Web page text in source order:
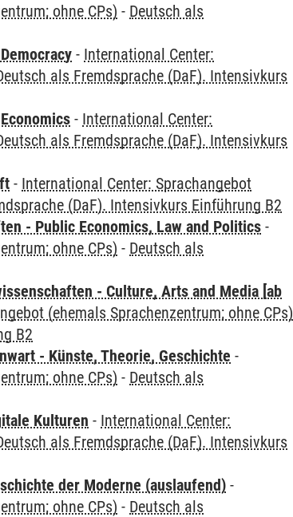
ohne CPs) - Deutsch als
- International Center:
als Fremdsprache (DaF). Intensivkurs
- International Center:
als Fremdsprache (DaF). Intensivkurs
- International Center: Sprachangebot
(DaF). Intensivkurs Einführung B2
- Public Economics, Law and Politics -
ohne CPs) - Deutsch als
- Culture, Arts and Media [ab
(ehemals Sprachenzentrum; ohne CPs)
B2
- Künste, Theorie, Geschichte -
ohne CPs) - Deutsch als
Kulturen - International Center:
als Fremdsprache (DaF). Intensivkurs
der Moderne (auslaufend) -
ohne CPs) - Deutsch als